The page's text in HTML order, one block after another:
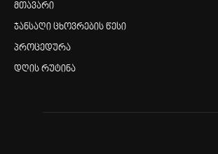
მთავარი
ჯანსაღი ცხოვრების წესი
პროცედურა
დღის რუტინა